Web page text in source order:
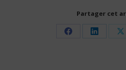
Partager cet
Share
Share